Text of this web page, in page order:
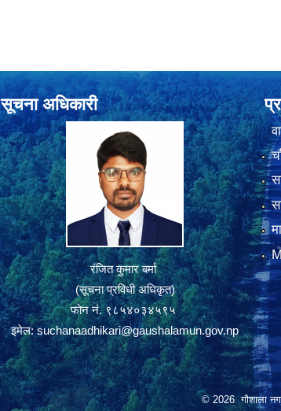
सूचना अधिकारी
रंजित कुमार बर्मा
(सूचना प्रविधी अधिकृत)
फोन नं. ९८५४०३४५९५
इमेल:suchanaadhikari@gaushalamun.gov.np
© 2026 गौशाला